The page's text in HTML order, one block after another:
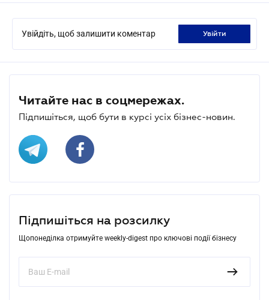
Увійдіть, щоб залишити коментар увійти
Читайте нас в соцмережах.
Підпишіться, щоб бути в курсі усіх бізнес-новин.
Підпишіться на розсилку
Щопонеділка отримуйте weekly-digest про ключові події бізнесу